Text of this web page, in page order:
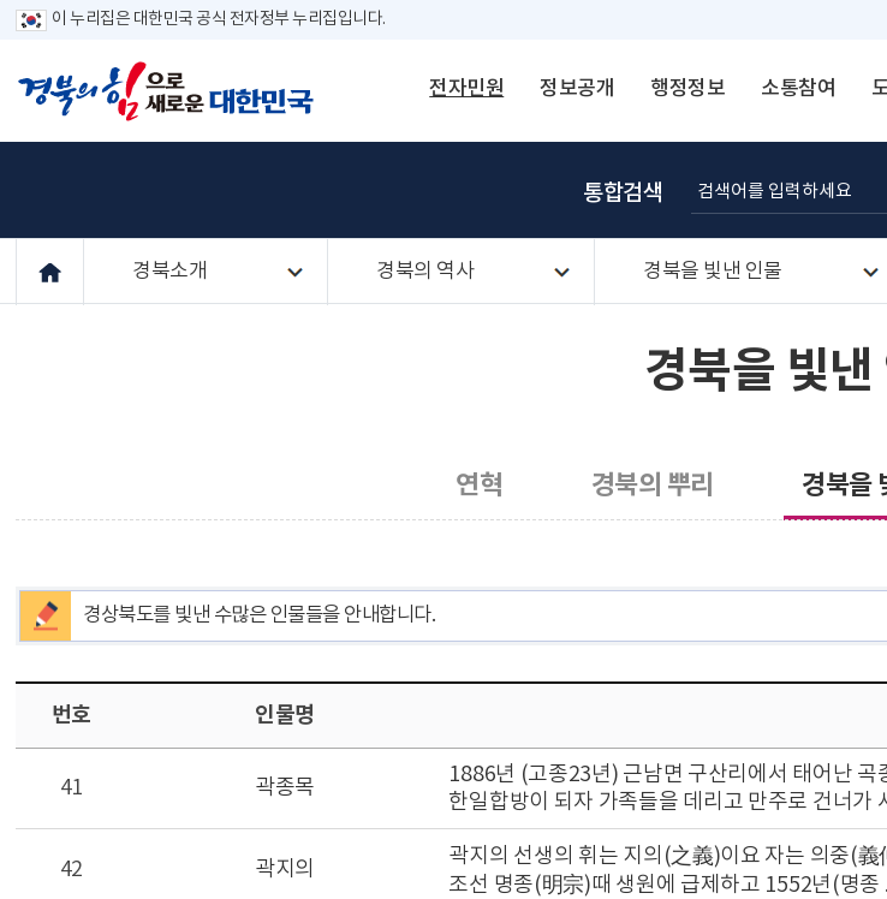
이 누리집은 대한민국 공식 전자정부 누리집입니다.
전자민원 정보공개 행정정보 소통참여
통합검색
경북소개 경북의 역사 경북을 빛낸 인물
경북을 빛낸
연혁 경북의 뿌리 경북을
경상북도를 빛낸 수많은 인물들을 안내합니다.
번호 인물명
41 곽종목
1886년 (고종23년) 근남면 구산리에서 태어난
한일합방이 되자 가족들을 데리고 만주로 건너가
42 곽지의
곽지의 선생의 휘는 지의(之義)이요 자는 의중(
조선 명종(明宗)때 생원에 급제하고 1552년(명종